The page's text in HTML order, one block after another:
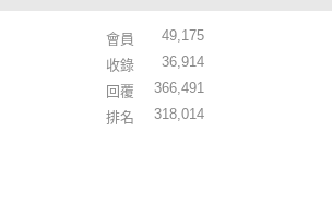
會員
49,175
收錄
36,914
回覆
366,491
排名
318,014